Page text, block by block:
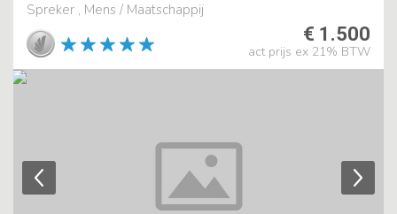
Spreker , Mens / Maatschappij
€ 1.500
act prijs ex 21% BTW